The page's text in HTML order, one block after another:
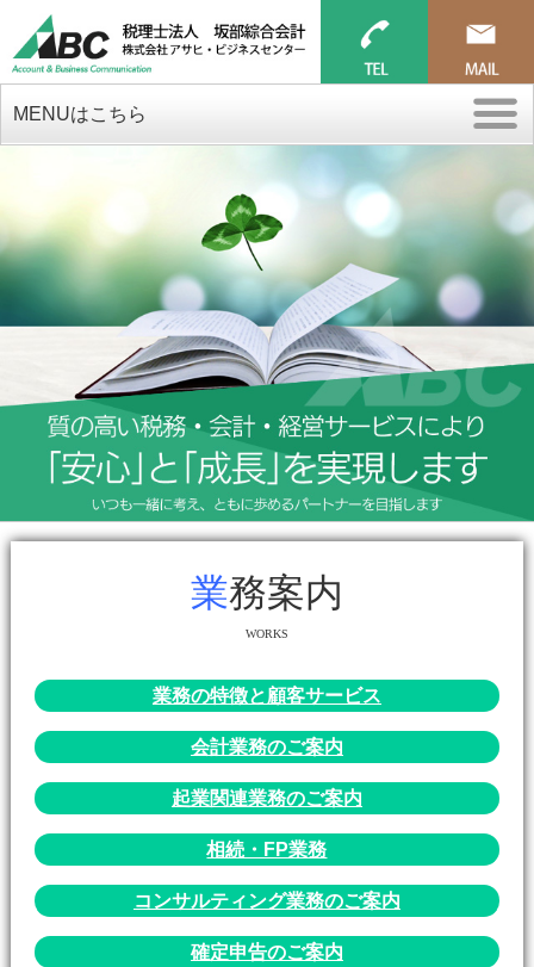
MENUはこちら
業務案内
WORKS
業務の特徴と顧客サービス
会計業務のご案内
起業関連業務のご案内
相続・FP業務
コンサルティング業務のご案内
確定申告のご案内